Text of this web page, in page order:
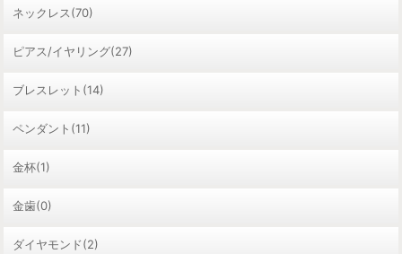
ネックレス(70)
ピアス/イヤリング(27)
ブレスレット(14)
ペンダント(11)
金杯(1)
金歯(0)
ダイヤモンド(2)